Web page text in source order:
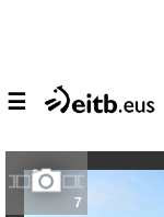
☰
7